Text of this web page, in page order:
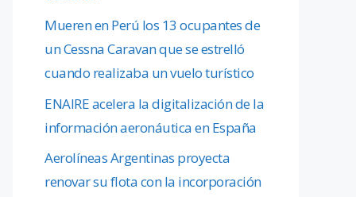
Mueren en Perú los 13 ocupantes de
un Cessna Caravan que se estrelló
cuando realizaba un vuelo turístico
ENAIRE acelera la digitalización de la
información aeronáutica en España
Aerolíneas Argentinas proyecta
renovar su flota con la incorporación